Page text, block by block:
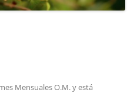
Mensuales O.M.y está